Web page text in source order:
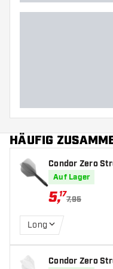
HÄUFIG
Condor Zero
mall Clear
Auf Lager
5,17
7,95
Long
Condor Zero